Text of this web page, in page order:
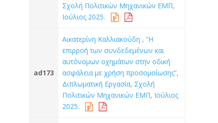
Σχολή Πολιτικών Μηχανικών ΕΜΠ,
Ιούλιος 2025.
ad173
Αικατερίνη Καλλιακούδη , “Η
επιρροή των συνδεδεμένων και
αυτόνομων οχημάτων στην οδική
ασφάλεια με χρήση προσομοίωσης”,
Διπλωματική Εργασία, Σχολή
Πολιτικών Μηχανικών ΕΜΠ, Ιούλιος
2025.